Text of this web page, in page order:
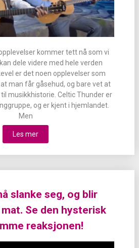
kommer tett nå som vi
dele videre med hele verden
er det noen opplevelser som
man får gåsehud, og bare vet at
musikkhistorie. Celtic Thunder er
og er kjent i hjemlandet.
Men
Les mer
slanke seg, og blir
Se den hysterisk
reaksjonen!